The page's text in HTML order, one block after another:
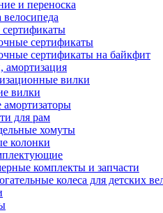
и переноска
велосипеда
сертификаты
сертификаты на байкфит
амортизация
вилки
вилки
амортизаторы
для рам
хомуты
колонки
комплекты и запчасти
колеса для детских